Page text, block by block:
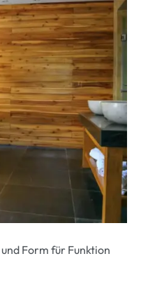
und Form für Funktion